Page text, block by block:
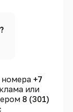
номера +7
или
8 (301)